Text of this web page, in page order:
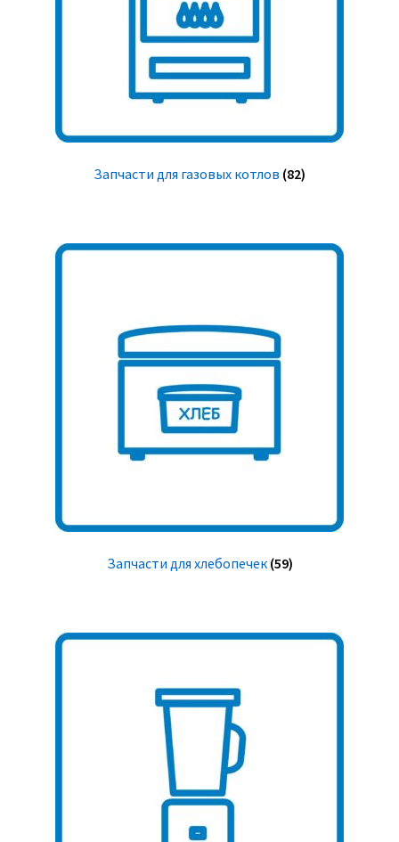
Запчасти для газовых котлов (82)
Запчасти для хлебопечек (59)